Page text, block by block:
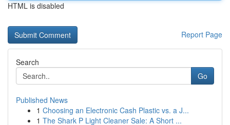
HTML is disabled
Report Page
Search
Go
Published News
1 Choosing an Electronic Cash Plastic vs. a J...
1 The Shark P Light Cleaner Sale: A Short ...